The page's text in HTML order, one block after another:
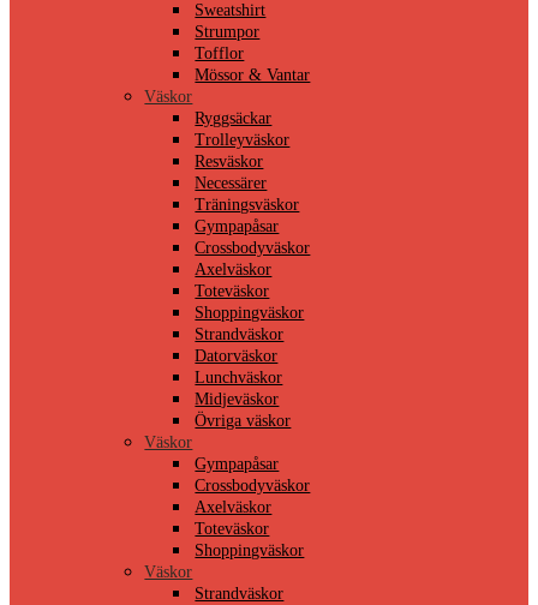
Sweatshirt
Strumpor
Tofflor
Mössor & Vantar
Väskor
Ryggsäckar
Trolleyväskor
Resväskor
Necessärer
Träningsväskor
Gympapåsar
Crossbodyväskor
Axelväskor
Toteväskor
Shoppingväskor
Strandväskor
Datorväskor
Lunchväskor
Midjeväskor
Övriga väskor
Väskor
Gympapåsar
Crossbodyväskor
Axelväskor
Toteväskor
Shoppingväskor
Väskor
Strandväskor